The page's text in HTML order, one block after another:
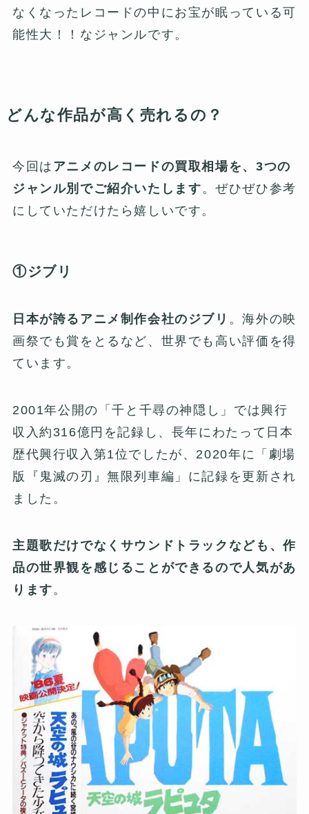
なくなったレコードの中にお宝が眠っている可
能性大！！なジャンルです。
どんな作品が高く売れるの？
今回は アニメのレコードの買取相場を、3つの
ジャンル別でご紹介いたします 。ぜひぜひ参考
にしていただけたら嬉しいです。
①ジブリ
日本が誇るアニメ制作会社のジブリ 。海外の映
画祭でも賞をとるなど、世界でも高い評価を得
ています。
2001年公開の「千と千尋の神隠し」では興行
収入約316億円を記録し、長年にわたって日本
歴代興行収入第1位でしたが、2020年に「劇場
版『鬼滅の刃』無限列車編」に記録を更新され
ました。
主題歌だけでなくサウンドトラックなども、作
品の世界観を感じることができるので人気があ
ります 。